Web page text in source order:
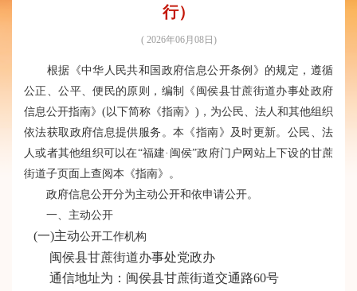
行）
( 2026年06月08日)
根据《中华人民共和国政府信息公开条例》的规定，遵循
公正、公平、便民的原则，编制《闽侯县甘蔗街道办事处政府
信息公开指南》(以下简称《指南》)，为公民、法人和其他组织
依法获取政府信息提供服务。本《指南》及时更新。公民、法
人或者其他组织可以在“福建·闽侯”政府门户网站上下设的甘蔗
街道子页面上查阅本《指南》。
政府信息公开分为主动公开和依申请公开。
一、主动公开
(一)主动公开工作机构
闽侯县甘蔗街道办事处党政办
通信地址为：闽侯县甘蔗街道交通路60号